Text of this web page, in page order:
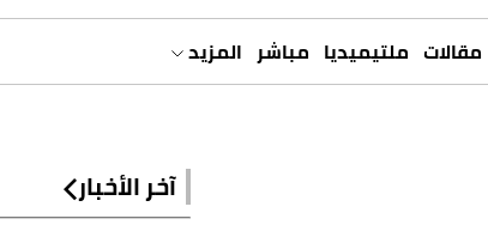
مقالات ملتيميديا مباشر المزيد
آخر الأخبار